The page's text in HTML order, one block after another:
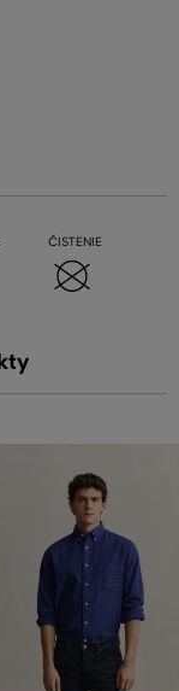
ČISTENIE